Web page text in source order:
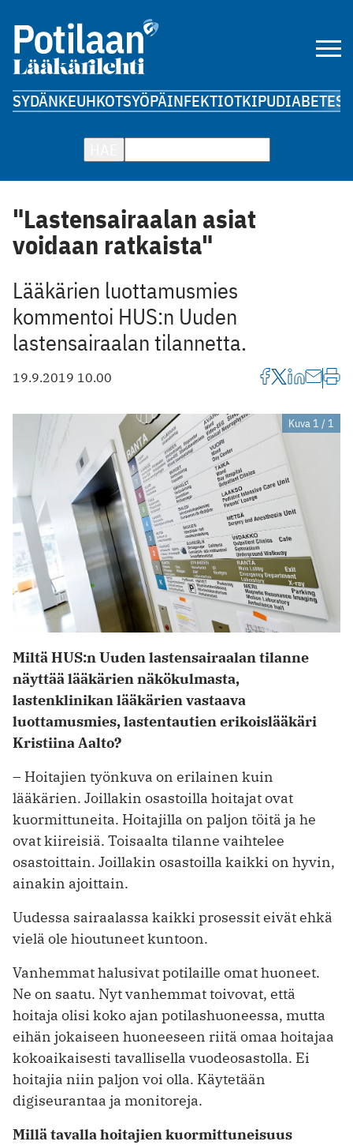
SYDÄNKEUHKOTSYÖPÄINFEKTIOTKIPUDIABETES
"Lastensairaalan asiat
voidaan ratkaista"
Lääkärien luottamusmies
kommentoi HUS:n Uuden
lastensairaalan tilannetta.
19.9.2019 10.00
Kuva 1 / 1
Miltä HUS:n Uuden lastensairaalan tilanne
näyttää lääkärien näkökulmasta,
lastenklinikan lääkärien vastaava
luottamusmies, lastentautien erikoislääkäri
Kristiina Aalto?
– Hoitajien työnkuva on erilainen kuin
lääkärien. Joillakin osastoilla hoitajat ovat
kuormittuneita. Hoitajilla on paljon töitä ja he
ovat kiireisiä. Toisaalta tilanne vaihtelee
osastoittain. Joillakin osastoilla kaikki on hyvin,
ainakin ajoittain.
Uudessa sairaalassa kaikki prosessit eivät ehkä
vielä ole hioutuneet kuntoon.
Vanhemmat halusivat potilaille omat huoneet.
Ne on saatu. Nyt vanhemmat toivovat, että
hoitaja olisi koko ajan potilashuoneessa, mutta
eihän jokaiseen huoneeseen riitä omaa hoitajaa
kokoaikaisesti tavallisella vuodeosastolla. Ei
hoitajia niin paljon voi olla. Käytetään
digiseurantaa ja monitoreja.
Millä tavalla hoitajien kuormittuneisuus